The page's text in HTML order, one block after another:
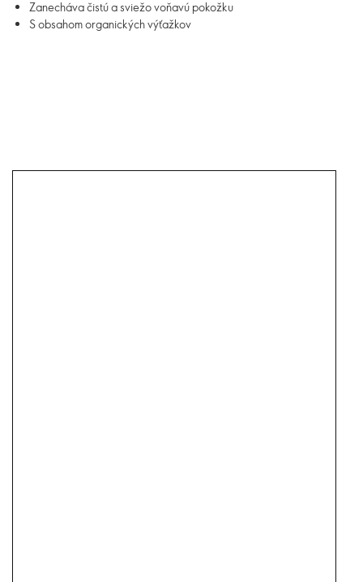
Zanecháva čistú a sviežo voňavú pokožku
S obsahom organických výťažkov